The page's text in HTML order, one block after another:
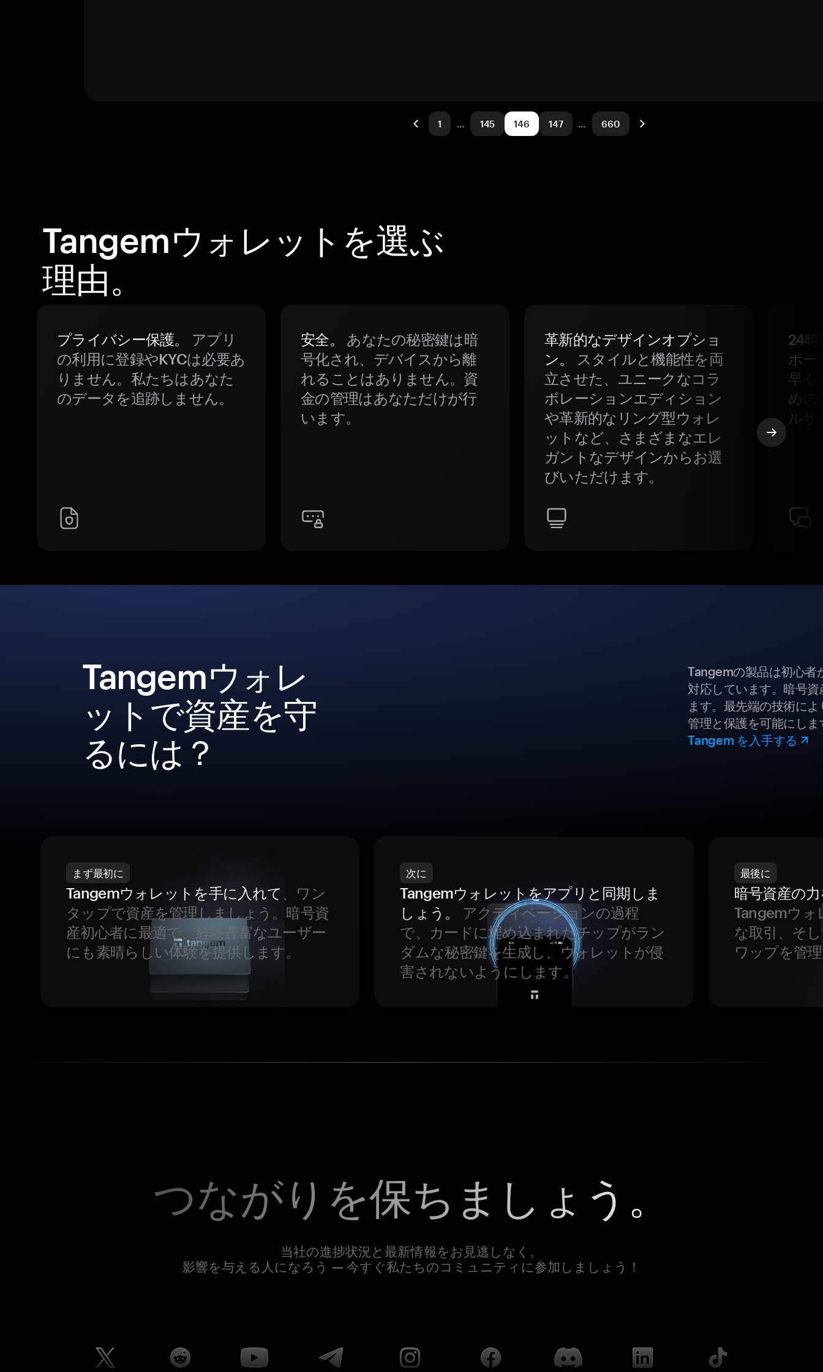
1 … 145 146 147 … 660
Tangemウォレットを選ぶ
理由。
プライバシー保護。
アプリ
の利用に登録やKYCは必要あ
りません。私たちはあなた
のデータを追跡しません。
安全。
あなたの秘密鍵は暗
号化され、デバイスから離
れることはありません。資
金の管理はあなただけが行
います。
革新的なデザインオプショ
ン。
スタイルと機能性を両
立させた、ユニークなコラ
ボレーションエディション
や革新的なリング型ウォレ
ットなど、さまざまなエレ
ガントなデザインからお選
びいただけます。
24
ポー
早く
めの
ルサ
Tangemウォレ
ットで資産を守
るには？
Tangemの製品は初心者
対応しています。暗号
ます。最先端の技術に
管理と保護を可能にしま
Tangem を入手する
まず最初に
Tangemウォレットを手に入れて、ワン
タップで資産を管理しましょう。暗号資
産初心者に最適で、経験豊富なユーザー
にも素晴らしい体験を提供します。
次に
Tangemウォレットをアプリと同期しま
しょう。
アクティベーションの過程
で、カードに埋め込まれたチップがラン
ダムな秘密鍵を生成し、ウォレットが侵
害されないようにします。
最後に
暗号資産の
Tangemウォ
な取引、そ
ワップを管
つながりを保ちましょう。
当社の進捗状況と最新情報をお見逃しなく。
影響を与える人になろう — 今すぐ私たちのコミュニティに参加しましょう！